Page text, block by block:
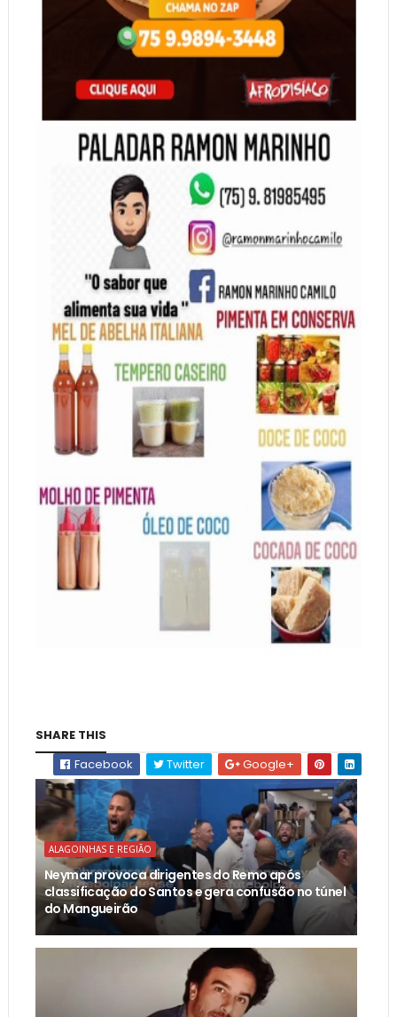
SHARE THIS
Facebook
Twitter Google+
ALAGOINHAS E REGIÃO
Neymar provoca dirigentes do Remo após
classificação do Santos e gera confusão no túnel
do Mangueirão